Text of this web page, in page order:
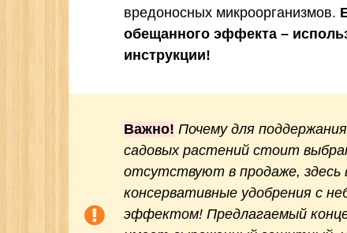
вредоносных микроорганизмов.
обещанного эффекта –
инструкции!
Важно! Почему для
садовых растений стоит
отсутствуют в продаже,
консервативные удобрения с
эффектом! Предлагаемый